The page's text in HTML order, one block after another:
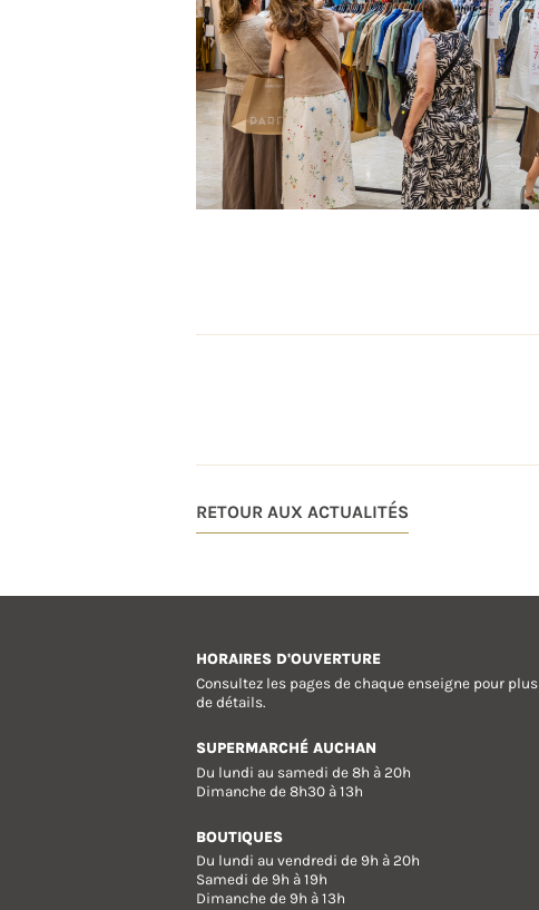
RETOUR AUX ACTUALITÉS
HORAIRES D'OUVERTURE
Consultez les pages de chaque enseigne pour plus
de détails.
SUPERMARCHÉ AUCHAN
Du lundi au samedi de 8h à 20h
Dimanche de 8h30 à 13h
BOUTIQUES
Du lundi au vendredi de 9h à 20h
Samedi de 9h à 19h
Dimanche de 9h à 13h